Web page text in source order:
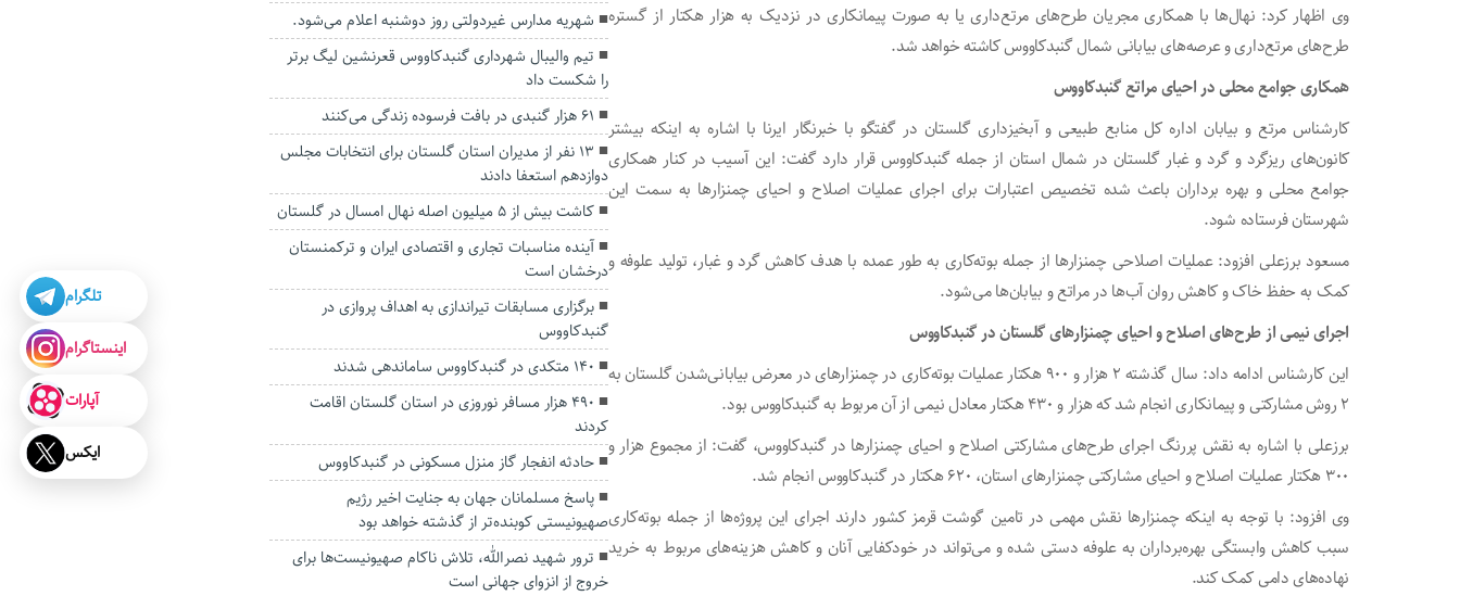
وی اظهار کرد: نهال‌ها با همکاری مجریان طرح‌های مرتع‌داری یا به صورت پیمانکاری در نزدیک به هزار هکتار از گستره
طرح‌های مرتع‌داری و عرصه‌های بیابانی شمال گنبدکاووس کاشته خواهد شد.
همکاری جوامع محلی در احیای مراتع گنبدکاووس
کارشناس مرتع و بیابان اداره کل منابع طبیعی و آبخیزداری گلستان در گفتگو با خبرنگار ایرنا با اشاره به اینکه بیشتر
کانون‌های ریزگرد و گرد و غبار گلستان در شمال استان از جمله گنبدکاووس قرار دارد گفت: این آسیب در کنار همکاری
جوامع محلی و بهره برداران باعث شده تخصیص اعتبارات برای اجرای عملیات اصلاح و احیای چمنزار‌ها به سمت این
شهرستان فرستاده شود.
مسعود برزعلی افزود: عملیات اصلاحی چمنزار‌ها از جمله بوته‌کاری به طور عمده با هدف کاهش گرد و غبار، تولید علوفه و
کمک به حفظ خاک و کاهش روان آب‌ها در مراتع و بیابان‌ها می‌شود.
اجرای نیمی از طرح‌های اصلاح و احیای چمنزار‌های گلستان در گنبدکاووس
این کارشناس ادامه داد: سال گذشته ۲ هزار و ۹۰۰ هکتار عملیات بوته‌کاری در چمنزار‌های در معرض بیابانی‌شدن گلستان به
۲ روش مشارکتی و پیمانکاری انجام شد که هزار و ۴۳۰ هکتار معادل نیمی از آن مربوط به گنبدکاووس بود.
برزعلی با اشاره به نقش پررنگ اجرای طرح‌های مشارکتی اصلاح و احیای چمنزار‌ها در گنبدکاووس، گفت: از مجموع هزار و
۳۰۰ هکتار عملیات اصلاح و احیای مشارکتی چمنزار‌های استان، ۶۲۰ هکتار در گنبدکاووس انجام شد.
وی افزود: با توجه به اینکه چمنزار‌ها نقش مهمی در تامین گوشت قرمز کشور دارند اجرای این پروژه‌ها از جمله بوته‌کاری
سبب کاهش وابستگی بهره‌برداران به علوفه دستی شده و می‌تواند در خودکفایی آنان و کاهش هزینه‌های مربوط به خرید
نهاده‌های دامی کمک کند.
شهریه مدارس غیردولتی روز دوشنبه اعلام می‌شود.
تیم والیبال شهرداری گنبدکاووس قعرنشین لیگ برتر
را شکست داد
۶۱ هزار گنبدی در بافت‌ فرسوده زندگی می‌کنند
۱۳ نفر از مدیران استان گلستان برای انتخابات مجلس
دوازدهم استعفا دادند
کاشت بیش از ۵ میلیون اصله نهال امسال در گلستان
آینده مناسبات تجاری و اقتصادی ایران و ترکمنستان
درخشان است
برگزاری مسابقات تیراندازی به اهداف پروازی در
گنبدکاووس
۱۴۰ متکدی در گنبدکاووس ساماندهی شدند
۴۹۰ هزار مسافر نوروزی در استان گلستان اقامت
کردند
حادثه انفجار گاز منزل مسکونی در گنبدکاووس
پاسخ مسلمانان جهان به جنایت اخیر رژیم
صهیونیستی کوبنده‌تر از گذشته خواهد بود
ترور شهید نصرالله، تلاش ناکام صهیونیست‌ها برای
خروج از انزوای جهانی است
تلگرام
اینستاگرام
آپارات
ایکس